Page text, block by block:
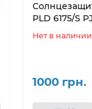
PLD 6175/S
Нет в наличии
1000 грн.